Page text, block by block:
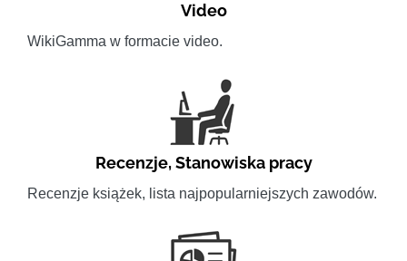
Video
WikiGamma w formacie video.
Recenzje,Stanowiska pracy
Recenzje książek, lista najpopularniejszych zawodów.